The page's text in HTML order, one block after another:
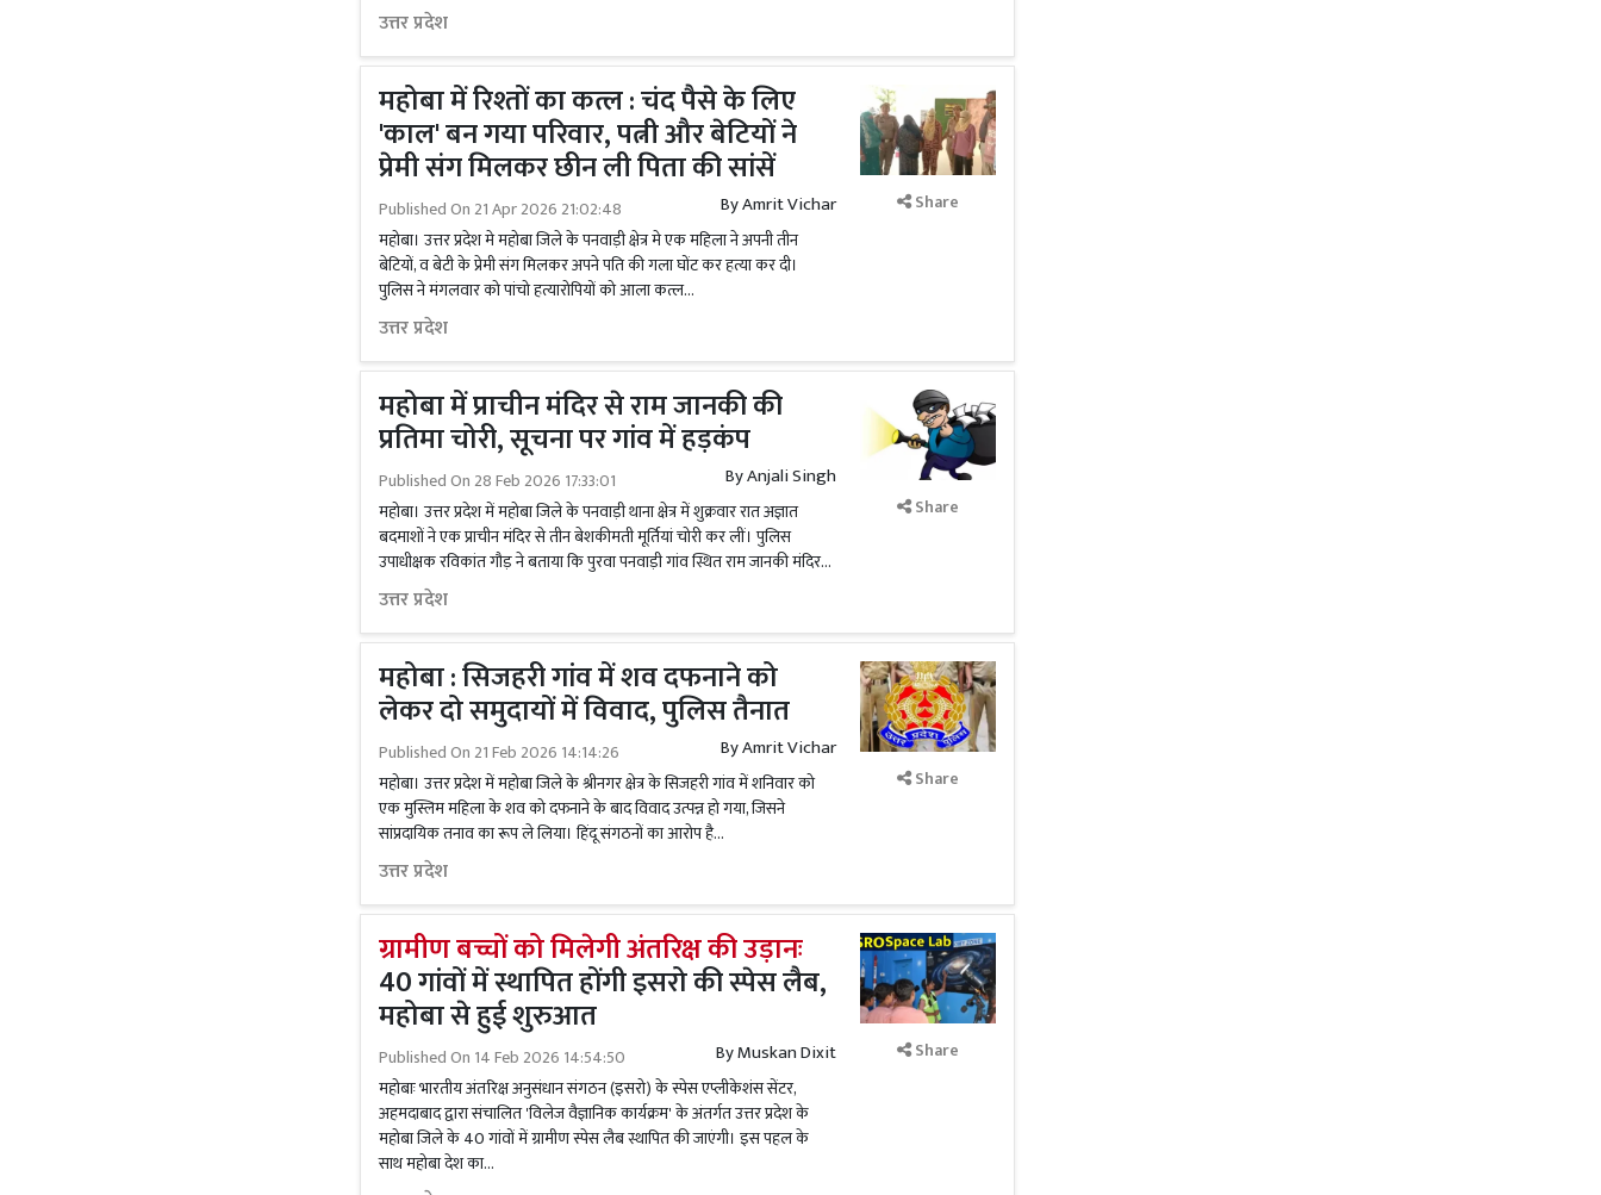
उत्तर प्रदेश
महोबा में रिश्तों का कत्ल : चंद पैसे के लिए
'काल' बन गया परिवार, पत्नी और बेटियों ने
प्रेमी संग मिलकर छीन ली पिता की सांसें
Published On 21 Apr 2026 21:02:48 ByAmrit Vichar
महोबा। उत्तर प्रदेश मे महोबा जिले के पनवाड़ी क्षेत्र मे एक महिला ने अपनी तीन
बेटियों, व बेटी के प्रेमी संग मिलकर अपने पति की गला घोंट कर हत्या कर दी।
पुलिस ने मंगलवार को पांचो हत्यारोपियों को आला कत्ल...
उत्तर प्रदेश
Share
महोबा में प्राचीन मंदिर से राम जानकी की
प्रतिमा चोरी, सूचना पर गांव में हड़कंप
Published On 28 Feb 2026 17:33:01 ByAnjali Singh
महोबा। उत्तर प्रदेश में महोबा जिले के पनवाड़ी थाना क्षेत्र में शुक्रवार रात अज्ञात
बदमाशों ने एक प्राचीन मंदिर से तीन बेशकीमती मूर्तियां चोरी कर लीं। पुलिस
उपाधीक्षक रविकांत गौड़ ने बताया कि पुरवा पनवाड़ी गांव स्थित राम जानकी मंदिर...
उत्तर प्रदेश
Share
महोबा : सिजहरी गांव में शव दफनाने को
लेकर दो समुदायों में विवाद, पुलिस तैनात
Published On 21 Feb 2026 14:14:26 ByAmrit Vichar
महोबा। उत्तर प्रदेश में महोबा जिले के श्रीनगर क्षेत्र के सिजहरी गांव में शनिवार को
एक मुस्लिम महिला के शव को दफनाने के बाद विवाद उत्पन्न हो गया, जिसने
सांप्रदायिक तनाव का रूप ले लिया। हिंदू संगठनों का आरोप है...
उत्तर प्रदेश
Share
ग्रामीण बच्चों को मिलेगी अंतरिक्ष की उड़ानः
40 गांवों में स्थापित होंगी इसरो की स्पेस लैब,
महोबा से हुई शुरुआत
Published On 14 Feb 2026 14:54:50 ByMuskan Dixit
महोबाः भारतीय अंतरिक्ष अनुसंधान संगठन (इसरो) के स्पेस एप्लीकेशंस सेंटर,
अहमदाबाद द्वारा संचालित 'विलेज वैज्ञानिक कार्यक्रम' के अंतर्गत उत्तर प्रदेश के
महोबा जिले के 40 गांवों में ग्रामीण स्पेस लैब स्थापित की जाएंगी। इस पहल के
साथ महोबा देश का...
Share